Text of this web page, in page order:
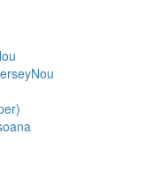
Nou